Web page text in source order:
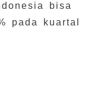
bisa
pada kuartal